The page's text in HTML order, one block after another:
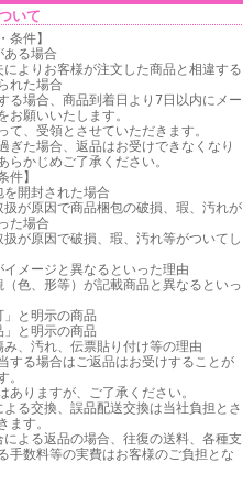
いて
条件】
ある場合
によりお客様が注文した商品と相違する
れた場合
る場合、商品到着日より7日以内にメー
お願いいたします。
て、受領とさせていただきます。
ぎた場合、返品はお受けできなくなり
らかじめご了承ください。
件】
開封された場合
扱が原因で商品梱包の破損、瑕、汚れが
た場合
が原因で破損、瑕、汚れ等がついてし
イメージと異なるといった理由
（色、形等）が記載商品と異なるといっ
と明示の商品
と明示の商品
み、汚れ、伝票貼り付け等の理由
する場合はご返品はお受けすることが
。
ありますが、ご了承ください。
る交換、誤品配送交換は当社負担とさ
ます。
による返品の場合、往復の送料、各種支
手数料等の実費はお客様のご負担とな